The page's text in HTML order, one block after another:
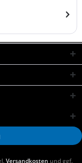
Versandkosten und ggf.